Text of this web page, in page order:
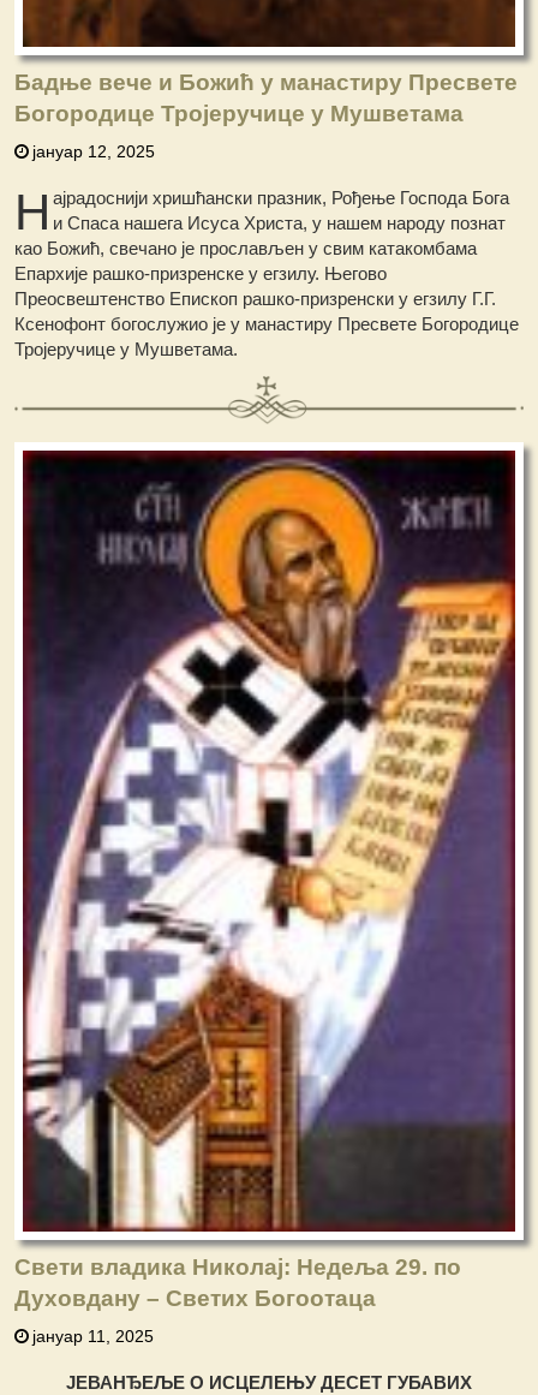
Бадње вече и Божић у манастиру Пресвете
Богородице Тројеручице у Мушветама
јануар 12, 2025
Н ајрадоснији хришћански празник, Рођење Господа Бога
и Спаса нашега Исуса Христа, у нашем народу познат
као Божић, свечано је прослављен у свим катакомбама
Епархије рашко-призренске у егзилу. Његово
Преосвештенство Епископ рашко-призренски у егзилу Г.Г.
Ксенофонт богослужио је у манастиру Пресвете Богородице
Тројеручице у Мушветама.
Свети владика Николај: Недеља 29. по
Духовдану – Светих Богоотаца
јануар 11, 2025
ЈЕВАНЂЕЉЕ О ИСЦЕЛЕЊУ ДЕСЕТ ГУБАВИХ